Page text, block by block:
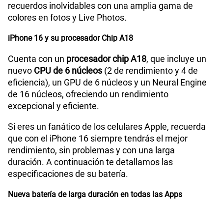
recuerdos inolvidables con una amplia gama de
colores en fotos y Live Photos.
iPhone 16 y su procesador Chip A18
Cuenta con un procesador chip A18, que incluye un
nuevo CPU de 6 núcleos(2 de rendimiento y 4 de
eficiencia), un GPU de 6 núcleos y un Neural Engine
de 16 núcleos, ofreciendo un rendimiento
excepcional y eficiente.
Si eres un fanático de los celulares Apple, recuerda
que con el iPhone 16 siempre tendrás el mejor
rendimiento, sin problemas y con una larga
duración. A continuación te detallamos las
especificaciones de su batería.
Nueva batería de larga duración en todas las Apps